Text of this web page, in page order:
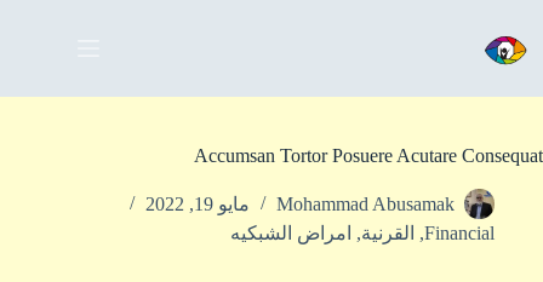
Accumsan Tortor Posuere Acutare Consequat
Mohammad Abusamak
مايو 19, 2022
Financial
, القرنية, امراض الشبكيه